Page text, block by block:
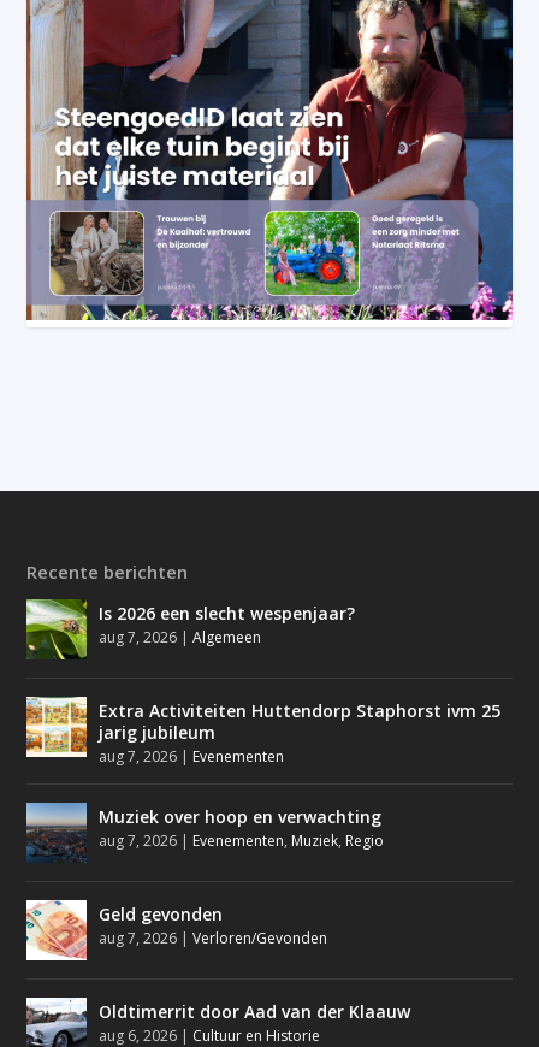
Recente berichten
Is 2026 een slecht wespenjaar?
aug 7, 2026 |Algemeen
Extra Activiteiten Huttendorp Staphorst ivm 25
jarig jubileum
aug 7, 2026 | Evenementen
Muziek over hoop en verwachting
aug 7, 2026 | Evenementen, Muziek, Regio
Geld gevonden
aug 7, 2026 |Verloren/Gevonden
Oldtimerrit door Aad van der Klaauw
aug 6, 2026 | Cultuur en Historie